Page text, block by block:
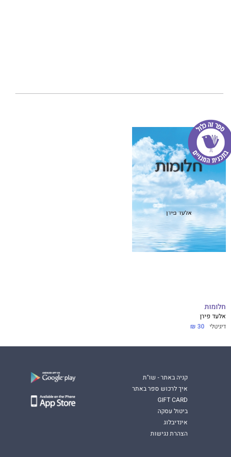
חלומות
אלעד פירן
דיגיטלי 30 ₪
קניה באתר - שו"ת
איך לרכוש ספר באתר
GIFT CARD
ביטול עסקה
אינדיבלוג
הצהרת נגישות